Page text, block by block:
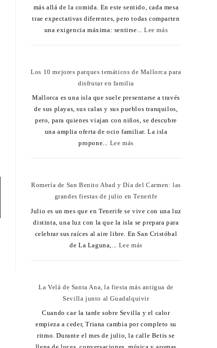
más allá de la comida. En este sentido, cada mesa
trae expectativas diferentes, pero todas comparten
una exigencia máxima: sentirse...Lee más
Los 10 mejores parques temáticos de Mallorca para
disfrutar en familia
Mallorca es una isla que suele presentarse a través
de sus playas, sus calas y sus pueblos tranquilos,
pero, para quienes viajan con niños, se descubre
una amplia oferta de ocio familiar. La isla
propone... Lee más
Romería de San Benito Abad y Día del Carmen: las
grandes fiestas de julio en Tenerife
Julio es un mes que en Tenerife se vive con una luz
distinta, una luz con la que la isla se prepara para
celebrar sus raíces al aire libre. En San Cristóbal
de La Laguna,... Lee más
La Velá de Santa Ana, la fiesta más antigua de
Sevilla junto al Guadalquivir
Cuando cae la tarde sobre Sevilla y el calor
empieza a ceder, Triana cambia por completo su
ritmo. Durante el mes de julio, la calle Betis se